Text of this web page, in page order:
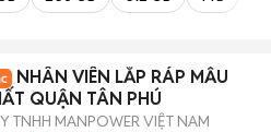
NHÂN VIÊN LẮP RÁP MẪU
QUẬN TÂN PHÚ
TNHH MANPOWER VIỆT NAM